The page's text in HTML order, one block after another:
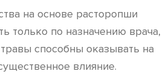
на основе расторопши
только по назначению врача,
способны оказывать на
влияние.